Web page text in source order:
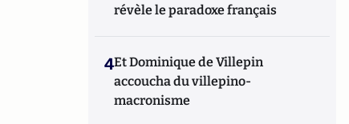
révèle le paradoxe français
4Et Dominique de Villepin
accoucha du villepino-
macronisme